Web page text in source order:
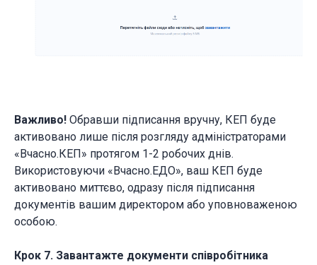
Важливо! Обравши підписання вручну, КЕП буде
активовано лише після розгляду адміністраторами
«Вчасно.КЕП» протягом 1-2 робочих днів.
Використовуючи «Вчасно.ЕДО», ваш КЕП буде
активовано миттєво, одразу після підписання
документів вашим директором або уповноваженою
особою.
Крок 7. Завантажте документи співробітника